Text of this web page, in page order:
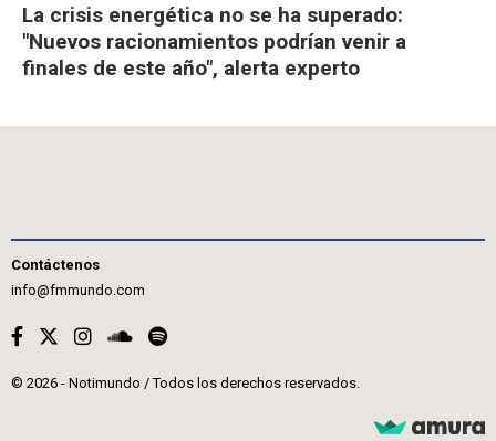
La crisis energética no se ha superado:
"Nuevos racionamientos podrían venir a
finales de este año", alerta experto
Contáctenos
info@fmmundo.com
© 2026 - Notimundo / Todos los derechos reservados.